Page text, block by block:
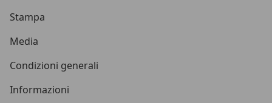
Stampa
Media
Condizioni generali
Informazioni